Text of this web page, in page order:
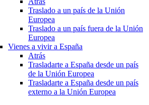
Traslado a un país de la Unión
Europea
Traslado a un país fuera de la Unión
Europea
Vienes a vivir a España
Atrás
Trasladarte a España desde un país
de la Unión Europea
Trasladarte a España desde un país
externo a la Unión Europea